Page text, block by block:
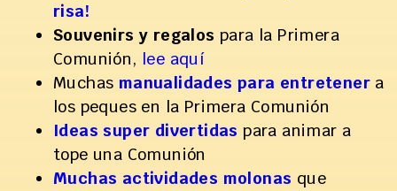
risa!
Souvenirs y regalos para la Primera
Comunión, lee aquí
Muchas manualidades para entretener a
los peques en la Primera Comunión
Ideas super divertidas para animar a
tope una Comunión
Muchas actividades molonas que